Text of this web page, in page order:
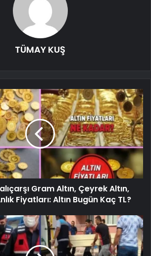
TÜMAY KUŞ
Gram Altın, Çeyrek Altın,
Fiyatları: Altın Bugün Kaç TL?